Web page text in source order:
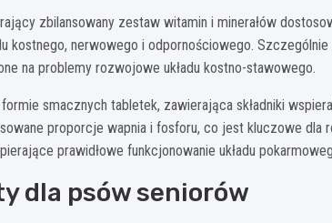
zbilansowany zestaw witamin i minerałów
kostnego, nerwowego i odpornościowego.
na problemy rozwojowe układu kostno-stawowego.
smacznych tabletek, zawierająca składniki
proporcje wapnia i fosforu, co jest kluczowe dla
prawidłowe funkcjonowanie układu
dla psów seniorów